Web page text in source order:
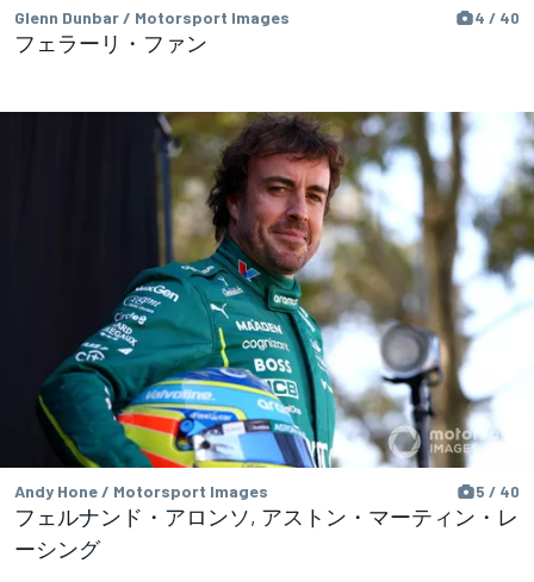
Glenn Dunbar / Motorsport Images 4 / 40
フェラーリ・ファン
Andy Hone / Motorsport Images 5 / 40
フェルナンド・アロンソ, アストン・マーティン・レ
ーシング